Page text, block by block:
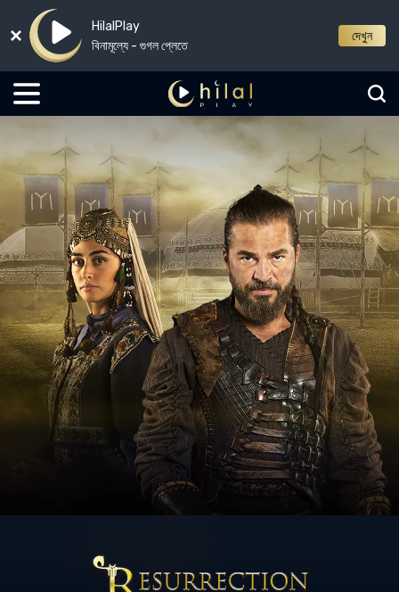
HilalPlay
বিনামূল্যে - গুগল প্লেতে
দেখুন